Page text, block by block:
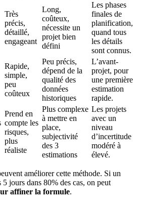
Très
précis,
détaillé,
engageant
Long,
coûteux,
nécessite un
projet bien
défini
Les phases
finales de
planification,
quand tous
les détails
sont connus.
Rapide,
simple,
peu
coûteux
Peu précis,
dépend de la
qualité des
données
historiques
L’avant-
projet, pour
une première
estimation
rapide.
Prend en
compte les
risques,
plus
réaliste
Plus complexe
à mettre en
place,
subjectivité
des 3
estimations
Les projets
avec un
niveau
d’incertitude
modéré à
élevé.
améliorer cette méthode. Si un
jours dans 80% des cas, on peut
affiner la formule.